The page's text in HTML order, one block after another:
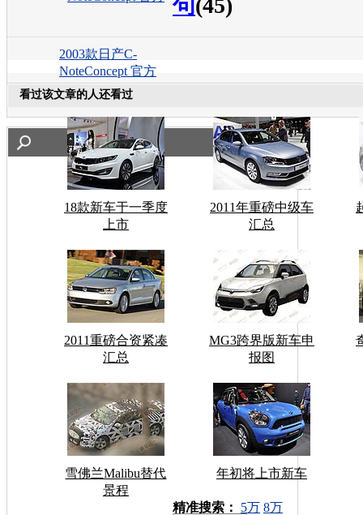
2003款日产C-
NoteConcept 官方
看过该文章的人还看过
18款新车于一季度
上市
2011年重磅中级车
汇总
2011重磅合资紧凑
汇总
MG3跨界版新车申
报图
雪佛兰Malibu替代
景程
年初将上市新车
车型搜索：
精准搜索： 5万 8万